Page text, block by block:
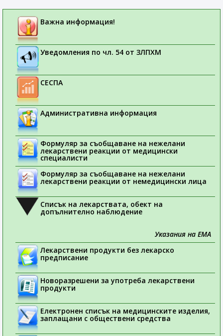
Важна информация!
Уведомления по чл. 54 от ЗЛПХМ
СЕСПА
Административна информация
Формуляр за съобщаване на нежелани
лекарствени реакции от медицински
специалисти
Формуляр за съобщаване на нежелани
лекарствени реакции от немедицински лица
Списък на лекарствата, обект на
допълнително наблюдение
Указания на ЕМА
Лекарствени продукти без лекарско
предписание
Новоразрешени за употреба лекарствени
продукти
Електронен списък на медицинските изделия,
заплащани с обществени средства